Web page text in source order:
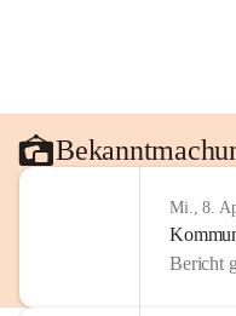
Mi., 8.
Bericht